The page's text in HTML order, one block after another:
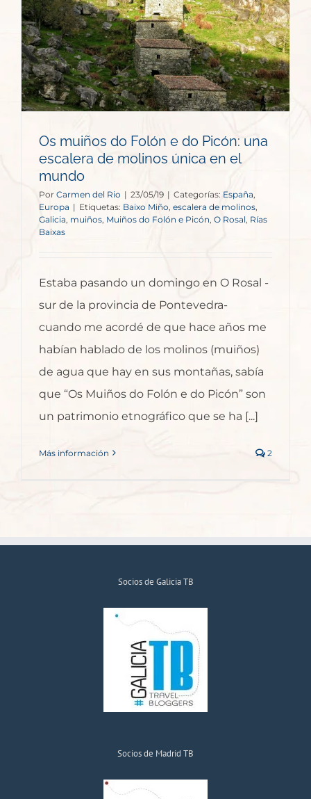
Os muiños do Folón e do Picón: una
escalera de molinos única en el
mundo
Por Carmen del Rio | 23/05/19 | Categorías: España
Europa | Etiquetas: Baixo Miño escalera de molinos,
Galicia muiños Muiños do Folón e Picón O Rosal, Rías
Baixas
Estaba pasando un domingo en O Rosal -
sur de la provincia de Pontevedra-
cuando me acordé de que hace años me
habían hablado de los molinos (muiños)
de agua que hay en sus montañas, sabía
que “Os Muiños do Folón e do Picón” son
un patrimonio etnográfico que se ha [...]
Más información 2
Socios de Galicia TB
Socios de Madrid TB